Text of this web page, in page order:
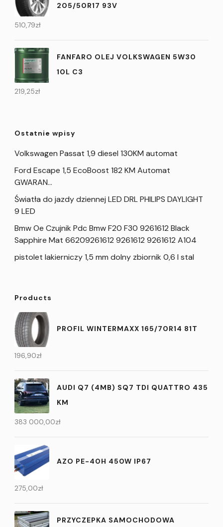
205/50R17 93V
510,79zł
FANFARO OLEJ VOLKSWAGEN 5W30
10L C3
219,25zł
Ostatnie wpisy
Volkswagen Passat 1,9 diesel 130KM automat
Ford Escape 1,5 EcoBoost 182 KM Automat
GWARAN…
Światła do jazdy dziennej LED DRL PHILIPS DAYLIGHT
9 LED
Bmw Oe Czujnik Pdc Bmw F20 F30 9261612 Black
Sapphire Mat 66209261612 9261612 9261612 A104
pistolet lakierniczy 1,5 mm dolny zbiornik 0,6 l stal
Products
PROFIL WINTERMAXX 165/70R14 81T
196,90zł
AUDI Q7 (4MB) SQ7 TDI QUATTRO 435
KM
383 000,00zł
AZO PE-40H 450W IP67
275,00zł
PRZYCZEPKA SAMOCHODOWA